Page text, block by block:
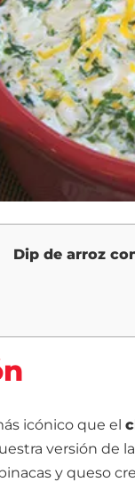
Dip de arroz
icónico que el
versión de
y queso